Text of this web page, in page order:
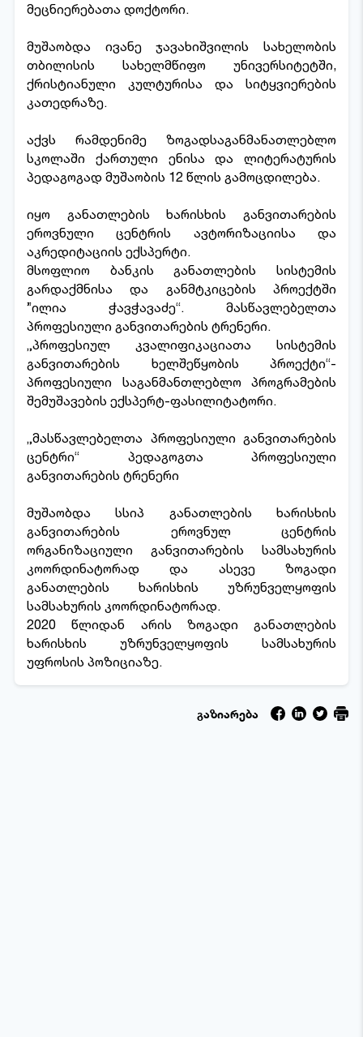
მეცნიერებათა დოქტორი.
მუშაობდა ივანე ჯავახიშვილის სახელობის
თბილისის სახელმწიფო უნივერსიტეტში,
ქრისტიანული კულტურისა და სიტყვიერების
კათედრაზე.
აქვს რამდენიმე ზოგადსაგანმანათლებლო
სკოლაში ქართული ენისა და ლიტერატურის
პედაგოგად მუშაობის 12 წლის გამოცდილება.
იყო განათლების ხარისხის განვითარების
ეროვნული ცენტრის ავტორიზაციისა და
აკრედიტაციის ექსპერტი.
მსოფლიო ბანკის განათლების სისტემის
გარდაქმნისა და განმტკიცების პროექტში
”ილია ჭავჭავაძე“. მასწავლებელთა
პროფესიული განვითარების ტრენერი.
„პროფესიულ კვალიფიკაციათა სისტემის
განვითარების ხელშეწყობის პროექტი“-
პროფესიული საგანმანთლებლო პროგრამების
შემუშავების ექსპერტ-ფასილიტატორი.
„მასწავლებელთა პროფესიული განვითარების
ცენტრი“ პედაგოგთა პროფესიული
განვითარების ტრენერი
მუშაობდა სსიპ განათლების ხარისხის
განვითარების ეროვნულ ცენტრის
ორგანიზაციული განვითარების სამსახურის
კოორდინატორად და ასევე ზოგადი
განათლების ხარისხის უზრუნველყოფის
სამსახურის კოორდინატორად.
2020 წლიდან არის ზოგადი განათლების
ხარისხის უზრუნველყოფის სამსახურის
უფროსის პოზიციაზე.
გაზიარება